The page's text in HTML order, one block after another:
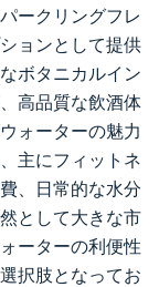
ークリングフレ
ョンとして提供
ボタニカルイン
高品質な飲酒体
ォーターの魅力
主にフィットネ
、日常的な水分
として大きな市
ーターの利便性
択肢となってお